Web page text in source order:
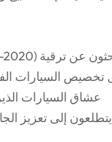
السيارات
✔ عشاق السيارات